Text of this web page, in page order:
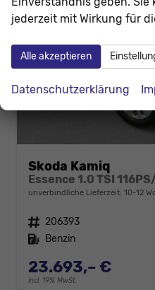
Skoda Kamiq
Essence 1.0 TSI
unverbindliche Lieferzeit: 10-12
Fahrzeugnr. 206393
Kraftstoff Benzin
23.693,– €
incl. 19% MwSt.
jederzeit mit Wirkung für
Alle akzeptieren
Datenschutzerklärung